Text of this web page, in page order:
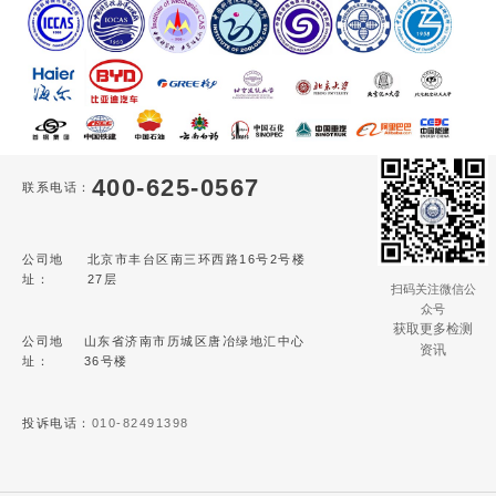
联系电话： 400-625-0567
公司地
址：
北京市丰台区南三环西路16号2号楼
27层
公司地
址：
山东省济南市历城区唐冶绿地汇中心
36号楼
投诉电话： 010-82491398
扫码关注微信公
众号
获取更多检测
资讯